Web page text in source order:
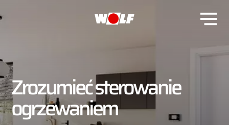
Zrozumieć sterowanie
ogrzewaniem